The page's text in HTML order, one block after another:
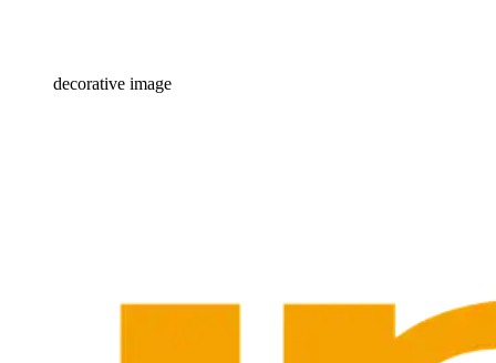
decorative image